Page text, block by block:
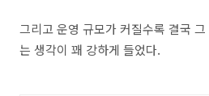
그리고 운영 규모가 커질수록 결국
는 생각이 꽤 강하게 들었다.